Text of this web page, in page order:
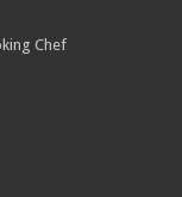
Chef